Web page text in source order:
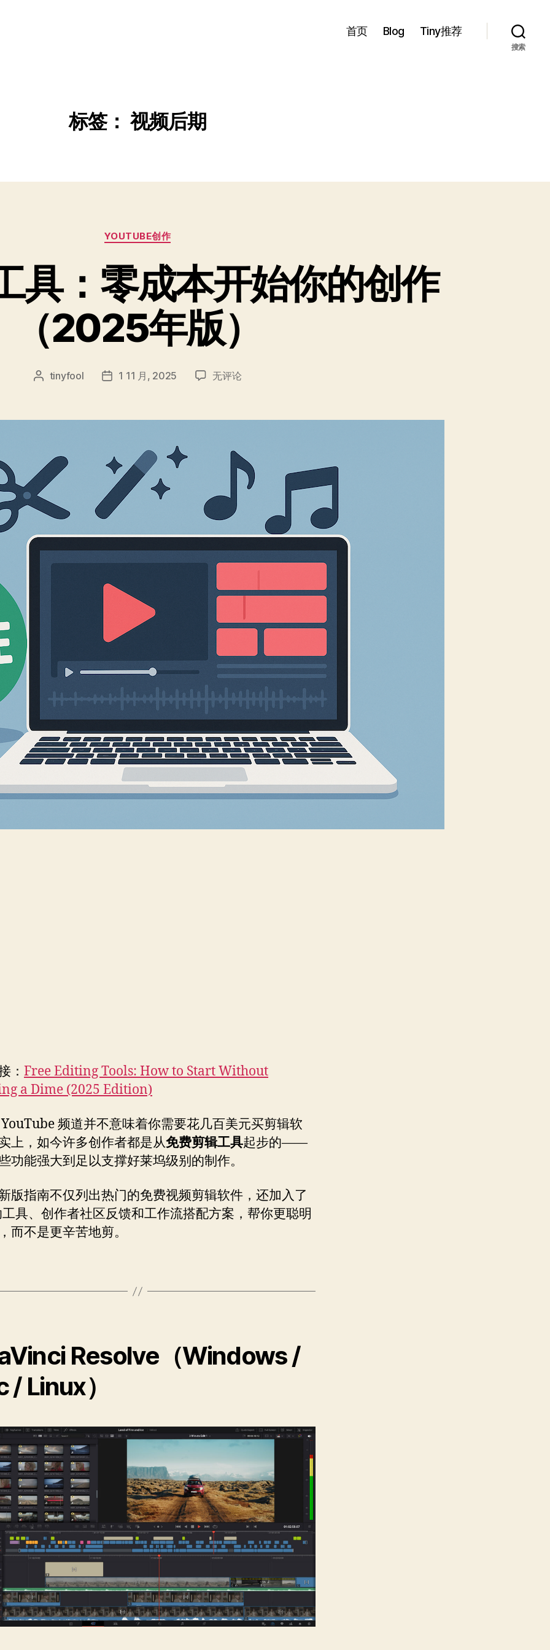
首页 Blog Tiny推荐
搜索
标签： 视频后期
分
类
YOUTUBE创作
具：零成本开始你的创作
（2025年版）
文
者
tinyfool
发
期
1 11 月, 2025
免
辑
具：
本
始
你
的
创
（2025
版）
无评论
： Free Editing Tools: How to Start Without
a Dime (2025 Edition)
频道并不意味着你需要花几百美元买剪辑软
上，如今许多创作者都是从免费剪辑工具起步的——
功能强大到足以支撑好莱坞级别的制作。
版指南不仅列出热门的免费视频剪辑软件，还加入了
具、创作者社区反馈和工作流搭配方案，帮你更聪明
而不是更辛苦地剪。
Resolve（Windows /
/ Linux）